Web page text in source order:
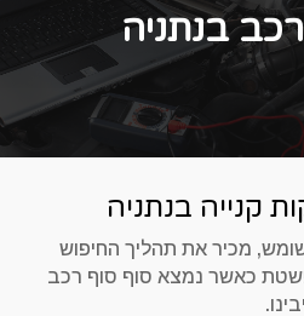
בנתניה
קנייה בנתניה
מכיר את תהליך החיפוש
כאשר נמצא סוף סוף רכב